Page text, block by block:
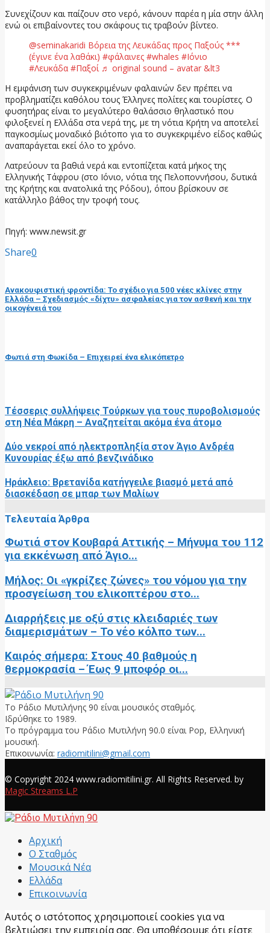
Συνεχίζουν και παίζουν στο νερό, κάνουν παρέα η μία στην άλλη
ενώ οι επιβαίνοντες του σκάφους τις τραβούν βίντεο.
@seminakaridi Βόρεια της Λευκάδας προς Παξούς ***
(έγινε ένα λαθάκι) #φάλαινες #whales #Ιόνιο
#Λευκάδα #Παξοί ♬ original sound – avatar &lt3
Η εμφάνιση των συγκεκριμένων φαλαινών δεν πρέπει να
προβληματίζει καθόλου τους Έλληνες πολίτες και τουρίστες. Ο
φυσητήρας είναι το μεγαλύτερο θαλάσσιο θηλαστικό που
φιλοξενεί η Ελλάδα στα νερά της, με τη νότια Κρήτη να αποτελεί
παγκοσμίως μοναδικό βιότοπο για το συγκεκριμένο είδος καθώς
αναπαράγεται εκεί όλο το χρόνο.
Λατρεύουν τα βαθιά νερά και εντοπίζεται κατά μήκος της
Ελληνικής Τάφρου (στο Ιόνιο, νότια της Πελοποννήσου, δυτικά
της Κρήτης και ανατολικά της Ρόδου), όπου βρίσκουν σε
κατάλληλο βάθος την τροφή τους.
Πηγή: www.newsit.gr
Share0
Ανακουφιστική φροντίδα: Το σχέδιο για 500 νέες κλίνες στην
Ελλάδα – Σχεδιασμός «δίχτυ» ασφαλείας για τον ασθενή και την
οικογένειά του
Φωτιά στη Φωκίδα – Επιχειρεί ένα ελικόπετρο
Τέσσερις συλλήψεις Τούρκων για τους πυροβολισμούς
στη Νέα Μάκρη – Αναζητείται ακόμα ένα άτομο
Δύο νεκροί από ηλεκτροπληξία στον Άγιο Ανδρέα
Κυνουρίας έξω από βενζινάδικο
Ηράκλειο: Βρετανίδα κατήγγειλε βιασμό μετά από
διασκέδαση σε μπαρ των Μαλίων
Τελευταία Άρθρα
Φωτιά στον Κουβαρά Αττικής – Μήνυμα του 112
για εκκένωση από Άγιο...
Μήλος: Οι «γκρίζες ζώνες» του νόμου για την
προσγείωση του ελικοπτέρου στο...
Διαρρήξεις με οξύ στις κλειδαριές των
διαμερισμάτων – Το νέο κόλπο των...
Καιρός σήμερα: Στους 40 βαθμούς η
θερμοκρασία – Έως 9 μποφόρ οι...
Το Ράδιο Μυτιλήνης 90 είναι μουσικός σταθμός.
Ιδρύθηκε το 1989.
Το πρόγραμμα του Ράδιο Μυτιλήνη 90.0 είναι Pop, Ελληνική
μουσική.
Επικοινωνία: radiomitilini@gmail.com
© Copyright 2024 www.radiomitilini.gr. All Rights Reserved. by
Magic Streams L.P
Αρχική
Ο Σταθμός
Μουσικά Νέα
Ελλάδα
Επικοινωνία
Αυτός ο ιστότοπος χρησιμοποιεί cookies για να
βελτιώσει την εμπειρία σας. Θα υποθέσουμε ότι είστε